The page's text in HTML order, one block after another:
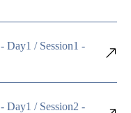
/ Session1 -
/ Session2 -